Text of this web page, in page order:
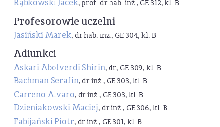
Rąbkowski Jacek, prof. dr hab. inż., GE 312, kl. B
Profesorowie uczelni
Jasiński Marek, dr hab. inż., GE 304, kl. B
Adiunkci
Askari Abolverdi Shirin, dr, GE 309, kl. B
Bachman Serafin, dr inż., GE 303, kl. B
Carreno Alvaro, dr inż., GE 303, kl. B
Dzieniakowski Maciej, dr inż., GE 306, kl. B
Fabijański Piotr, dr inż., GE 301, kl. B